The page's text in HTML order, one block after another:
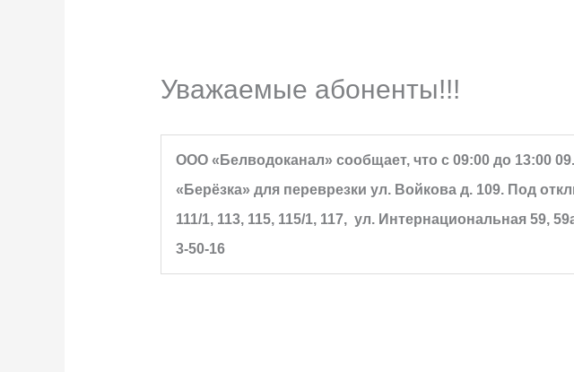
Уважаемые абоненты!!!
ООО «Белводоканал» сообщает, что с 09:00 до 13:00
«Берёзка» для переврезки ул. Войкова д. 109. Под
111/1, 113, 115, 115/1, 117, ул. Интернациональная
3-50-16